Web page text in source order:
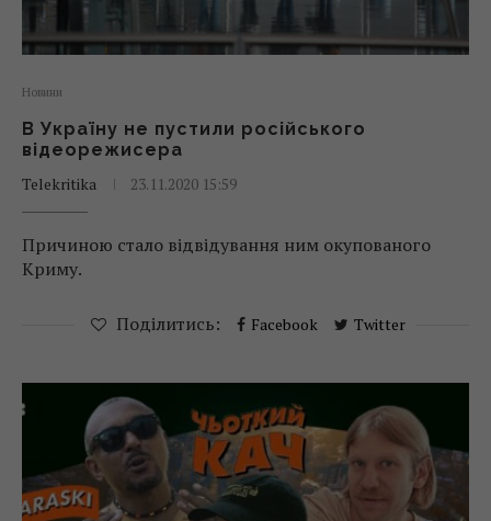
Новини
В Україну не пустили російського
відеорежисера
Telekritika
23.11.2020 15:59
Причиною стало відвідування ним окупованого
Криму.
Поділитись: Facebook Twitter